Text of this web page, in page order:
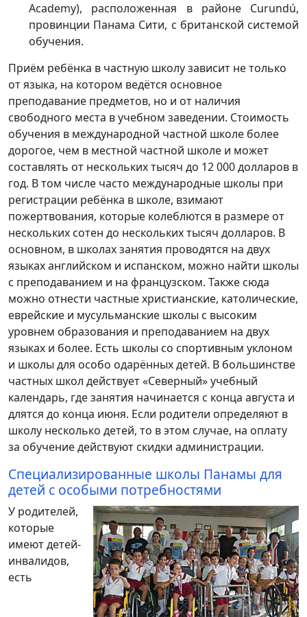
Academy), расположенная в районе Curundú,
провинции Панама Сити, с британской системой
обучения.
Приём ребёнка в частную школу зависит не только
от языка, на котором ведётся основное
преподавание предметов, но и от наличия
свободного места в учебном заведении. Стоимость
обучения в международной частной школе более
дорогое, чем в местной частной школе и может
составлять от нескольких тысяч до 12 000 долларов в
год. В том числе часто международные школы при
регистрации ребёнка в школе, взимают
пожертвования, которые колеблются в размере от
нескольких сотен до нескольких тысяч долларов. В
основном, в школах занятия проводятся на двух
языках английском и испанском, можно найти школы
с преподаванием и на французском. Также сюда
можно отнести частные христианские, католические,
еврейские и мусульманские школы с высоким
уровнем образования и преподаванием на двух
языках и более. Есть школы со спортивным уклоном
и школы для особо одарённых детей. В большинстве
частных школ действует «Северный» учебный
календарь, где занятия начинается с конца августа и
длятся до конца июня. Если родители определяют в
школу несколько детей, то в этом случае, на оплату
за обучение действуют скидки администрации.
Специализированные школы Панамы для
детей с особыми потребностями
У родителей,
которые
имеют детей-
инвалидов,
есть